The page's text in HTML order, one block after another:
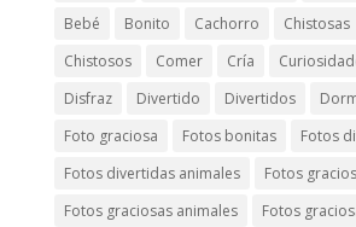
Bebé
Bonito Cachorro Chistosas
Chistosos
Comer Cría
Disfraz
Divertido Divertidos
Foto graciosa
Fotos bonitas
Fotos
Fotos divertidas animales
Fotos
Fotos graciosas animales
Fotos